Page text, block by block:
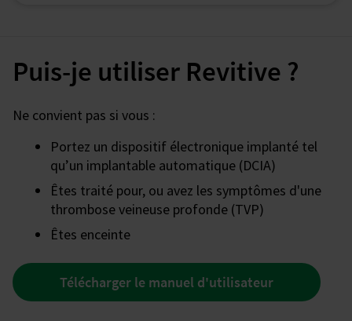
Puis-je utiliser Revitive ?
Ne convient pas si vous :
Portez un dispositif électronique implanté tel
qu’un implantable automatique (DCIA)
Êtes traité pour, ou avez les symptômes d'une
thrombose veineuse profonde (TVP)
Êtes enceinte
Télécharger le manuel d'utilisateur